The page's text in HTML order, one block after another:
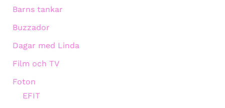
Barns tankar
Buzzador
Dagar med Linda
Film och TV
Foton
EFIT